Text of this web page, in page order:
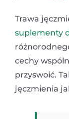
Trawa
suplementy
cechy
przyswoić.
jęczmienia